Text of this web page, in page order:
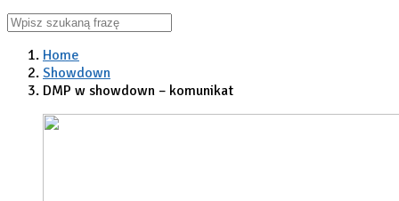
Home
Showdown
DMP w showdown – komunikat